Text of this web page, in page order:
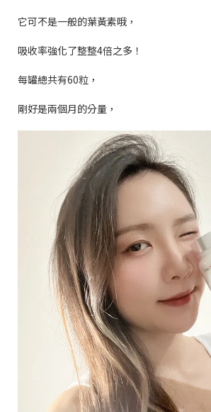
它可不是一般的葉黃素哦，
吸收率強化了整整4倍之多！
每罐總共有60粒，
剛好是兩個月的分量，